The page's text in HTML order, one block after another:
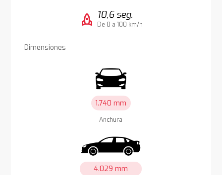
rocket 10,6 seg.
De 0 a 100 km/h
Dimensiones
1.740 mm
Anchura
4.029 mm